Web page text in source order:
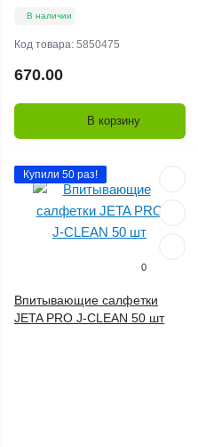
В наличии
Код товара: 5850475
670.00
В корзину
Купили 50 раз!
0
Впитывающие салфетки
JETA PRO J-CLEAN 50 шт